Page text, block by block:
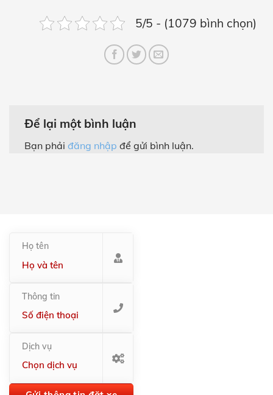
5/5 - (1079 bình chọn)
Để lại một bình luận
Bạn phải đăng nhập để gửi bình luận.
Họ tên
Thông tin
Dịch vụ